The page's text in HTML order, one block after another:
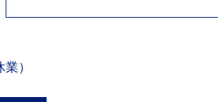
）